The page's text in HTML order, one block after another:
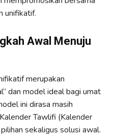
unifikatif.
Awal Menuju
merupakan
dan model ideal bagi umat
ini dirasa masih
Tawlifi (Kalender
sekaligus solusi awal.